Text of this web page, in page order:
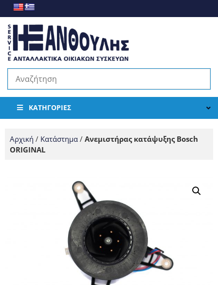
ΚΑΤΗΓΟΡΊΕΣ
Αρχική / Κατάστημα / Ανεμιστήρας κατάψυξης Bosch
ORIGINAL